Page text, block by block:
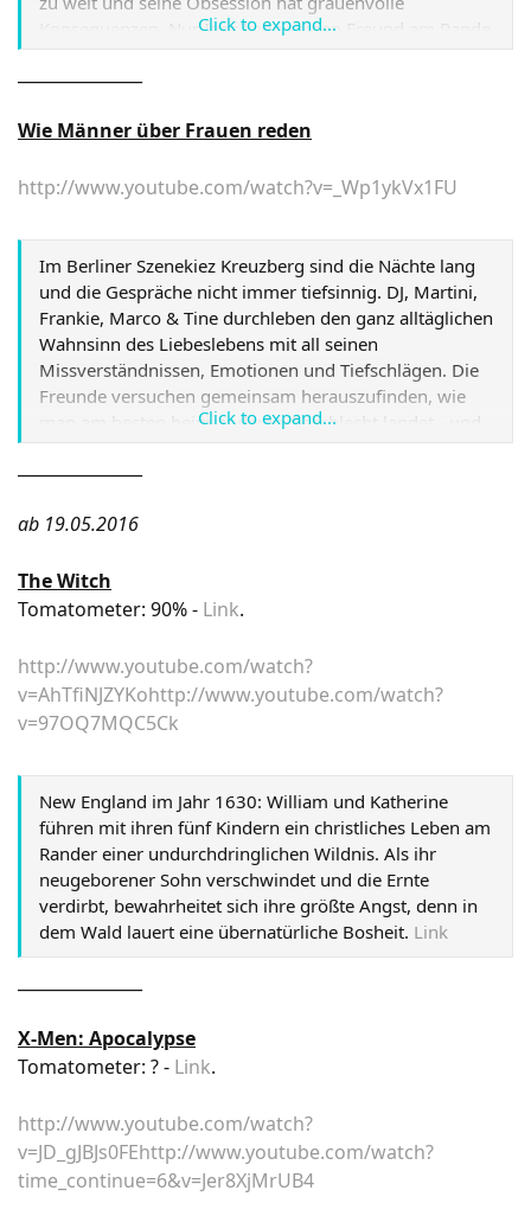
Konsequenzen. Nur Igor kann seinen Freund am Rande
des Wahnsinns erreichen und ihn vor seiner
monströsen Kreation retten.
Click to expand...
Wie Männer über Frauen reden
http://www.youtube.com/watch?v=_Wp1ykVx1FU
Im Berliner Szenekiez Kreuzberg sind die Nächte lang
und die Gespräche nicht immer tiefsinnig. DJ, Martini,
Frankie, Marco & Tine durchleben den ganz alltäglichen
Wahnsinn des Liebeslebens mit all seinen
Missverständnissen, Emotionen und Tiefschlägen. Die
Freunde versuchen gemeinsam herauszufinden, wie
man am besten beim anderen Geschlecht landet - und
dabei vielleicht sogar das Glück des Lebens findet.Link
Click to expand...
ab 19.05.2016
The Witch
Tomatometer: 90% - Link.
http://www.youtube.com/watch?
v=AhTfiNJZYKohttp://www.youtube.com/watch?
v=97OQ7MQC5Ck
New England im Jahr 1630: William und Katherine
führen mit ihren fünf Kindern ein christliches Leben am
Rander einer undurchdringlichen Wildnis. Als ihr
neugeborener Sohn verschwindet und die Ernte
verdirbt, bewahrheitet sich ihre größte Angst, denn in
dem Wald lauert eine übernatürliche Bosheit. Link
X-Men: Apocalypse
Tomatometer: ? - Link.
http://www.youtube.com/watch?
v=JD_gJBJs0FEhttp://www.youtube.com/watch?
time_continue=6&v=Jer8XjMrUB4